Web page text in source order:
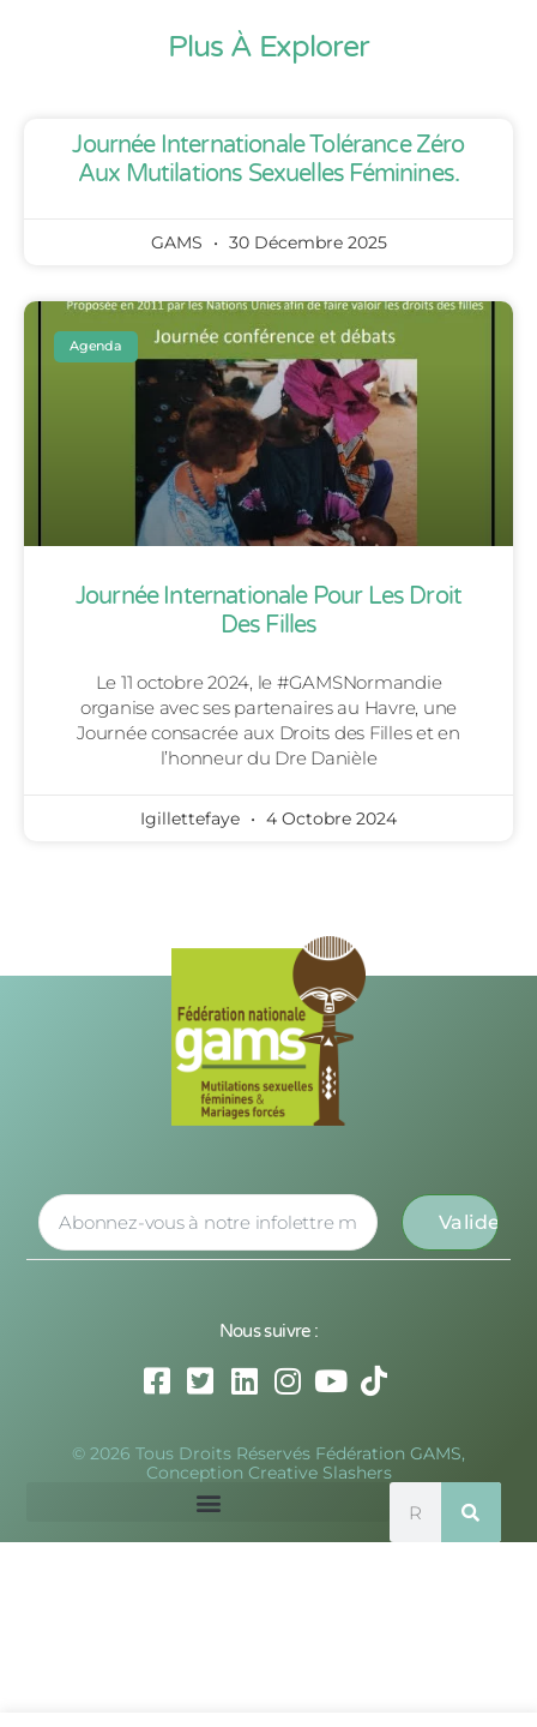
Plus À Explorer
Journée Internationale Tolérance Zéro
Aux Mutilations Sexuelles Féminines.
GAMS 30 Décembre 2025
Agenda
Journée Internationale Pour Les Droit
Des Filles
Le 11 octobre 2024, le #GAMSNormandie
organise avec ses partenaires au Havre, une
Journée consacrée aux Droits des Filles et en
l’honneur du Dre Danièle
Igillettefaye 4 Octobre 2024
Nous suivre :
© 2026 Tous Droits Réservés Fédération GAMS,
Conception Creative Slashers